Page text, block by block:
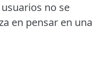
no se
en pensar en una